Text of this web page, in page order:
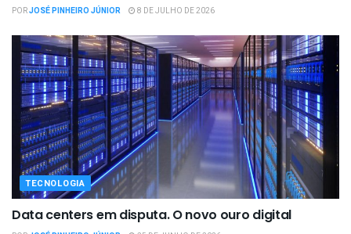
PORJOSÉ PINHEIRO JÚNIOR 8 DE JULHO DE 2026
TECNOLOGIA
Data centers em disputa. O novo ouro digital